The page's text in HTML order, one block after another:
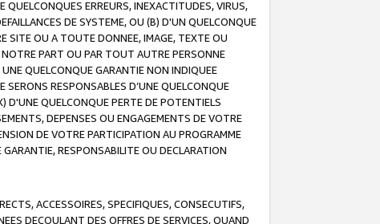
QUELCONQUES ERREURS, INEXACTITUDES, VIRUS,
DE SYSTEME, OU (B) D'UN QUELCONQUE
SITE OU A TOUTE DONNEE, IMAGE, TEXTE OU
PART OU PAR TOUT AUTRE PERSONNE
QUELCONQUE GARANTIE NON INDIQUEE
RESPONSABLES D’UNE QUELCONQUE
D'UNE QUELCONQUE PERTE DE POTENTIELS
DEPENSES OU ENGAGEMENTS DE VOTRE
DE VOTRE PARTICIPATION AU PROGRAMME
RESPONSABILITE OU DECLARATION
ACCESSOIRES, SPECIFIQUES, CONSECUTIFS,
DECOULANT DES OFFRES DE SERVICES, QUAND